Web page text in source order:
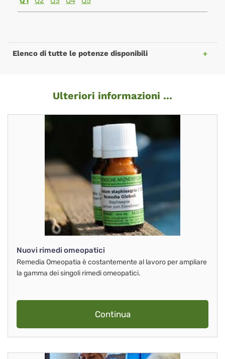
Elenco di tutte le potenze disponibili
Ulteriori informazioni ...
Nuovi rimedi omeopatici
Remedia Omeopatia è costantemente al lavoro per ampliare
la gamma dei singoli rimedi omeopatici.
Continua